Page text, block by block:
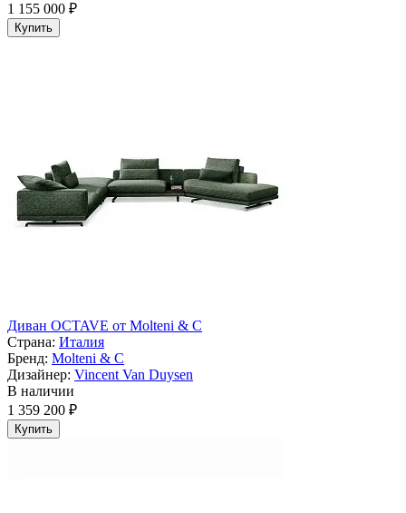
1 155 000 ₽
Купить
Диван OCTAVE от Molteni & C
Страна: Италия
Бренд: Molteni & C
Дизайнер: Vincent Van Duysen
В наличии
1 359 200 ₽
Купить